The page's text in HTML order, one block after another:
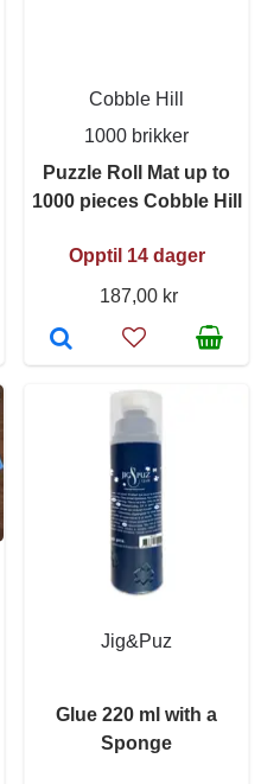
Cobble Hill
1000 brikker
Puzzle Roll Mat up to
1000 pieces Cobble Hill
Opptil 14 dager
187,00 kr
Jig&Puz
Glue 220 ml with a
Sponge